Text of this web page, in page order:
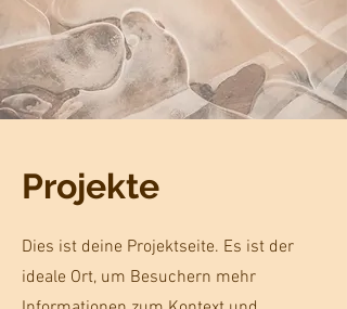
Projekte
Dies ist deine Projektseite. Es ist der
ideale Ort, um Besuchern mehr